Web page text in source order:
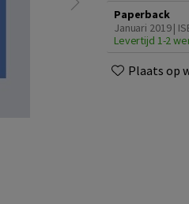
Paperback
Januari 2019 |
Levertijd 1-2
Plaats op